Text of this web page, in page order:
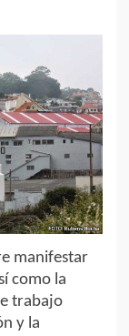
manifestar
como la
trabajo
y la